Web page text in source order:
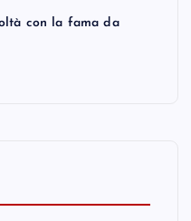
con la fama da